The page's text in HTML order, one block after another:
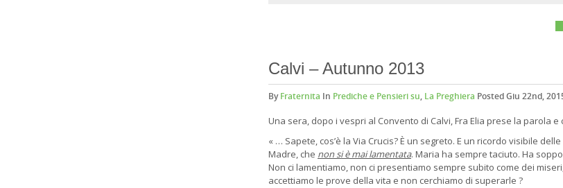
Calvi – Autunno 2013
ByFraternita In Prediche e Pensieri su, La Preghiera Posted Giu 22nd,
Una sera, dopo i vespri al Convento di Calvi, Fra Elia prese la parola
« … Sapete, cos’è la Via Crucis? È un segreto. E un ricordo visibile
Madre, che non si è mai lamentata. Maria ha sempre taciuto. Ha
Non ci lamentiamo, non ci presentiamo sempre subito come dei
accettiamo le prove della vita e non cerchiamo di superarle ?